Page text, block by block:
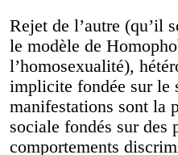
Rejet de l’autre (qu’il
le modèle de
l’homosexualité),
implicite fondée sur le
manifestations sont la
sociale fondés sur des
comportements